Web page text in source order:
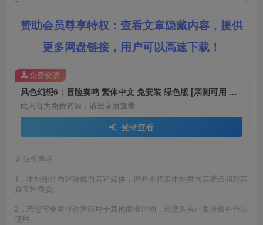
赞助会员尊享特权：查看文章隐藏内容，提供
更多网盘链接，用户可以高速下载！
风色幻想6：冒险奏鸣 繁体中文 免安装 绿色版 [亲测可用 解压即玩]【1.23GB】
此内容为免费资源，请登录后查看
登录查看
免费资源
© 版权声明
1．本站部分内容转载自其它媒体，但并不代表本站赞同其观点和对其
真实性负责。
2．若您需要商业运营或用于其他商业活动，请您购买正版授权并合法
使用。